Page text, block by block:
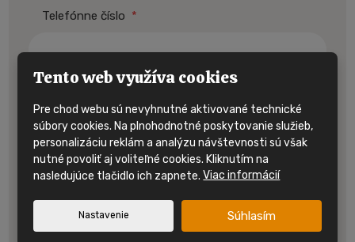
Telefónne číslo *
Tento web využíva cookies
Pre chod webu sú nevyhnutné aktivované technické
súbory cookies. Na plnohodnotné poskytovanie služieb,
personalizáciu reklám a analýzu návštevnosti sú však
nutné povoliť aj voliteľné cookies. Kliknutím na
nasledujúce tlačidlo ich zapnete.Viac informácií
Nastavenie Súhlasím